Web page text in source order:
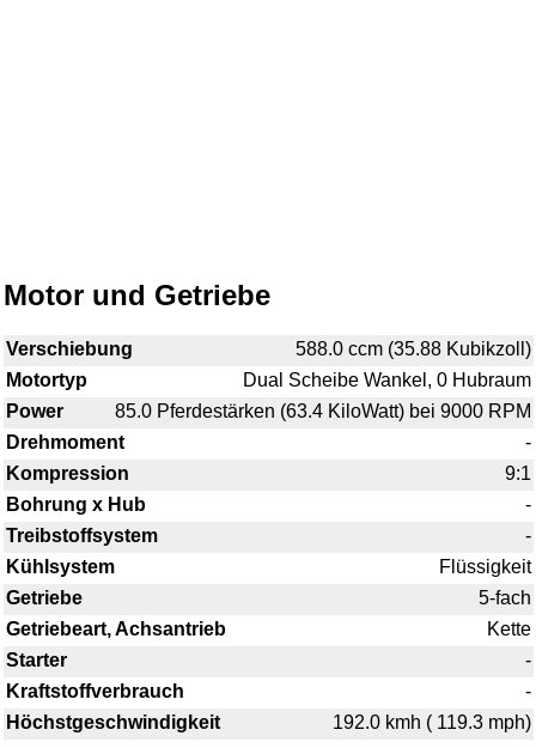
Motor und Getriebe
Verschiebung
588.0 ccm (35.88 Kubikzoll)
Motortyp
Dual Scheibe Wankel, 0 Hubraum
Power
85.0 Pferdestärken (63.4 KiloWatt) bei 9000 RPM
Drehmoment
-
Kompression
9:1
Bohrung x Hub
-
Treibstoffsystem
-
Kühlsystem
Flüssigkeit
Getriebe
5-fach
Getriebeart, Achsantrieb
Kette
Starter
-
Kraftstoffverbrauch
-
Höchstgeschwindigkeit
192.0 kmh ( 119.3 mph)